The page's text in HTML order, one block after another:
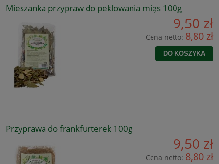
Mieszanka przypraw do peklowania mięs 100g
9,50 zł
Cena netto: 8,80 zł
DO KOSZYKA
Przyprawa do frankfurterek 100g
9,50 zł
Cena netto: 8,80 zł